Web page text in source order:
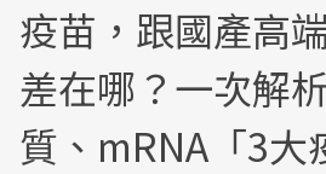
疫苗，跟國產高
差在哪？一次解
質、mRNA「3大